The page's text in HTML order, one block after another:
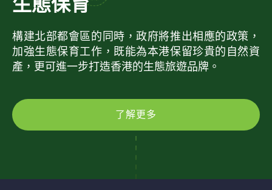
生態保育
構建北部都會區的同時，政府將推出相應的政策，
加強生態保育工作，既能為本港保留珍貴的自然資
產，更可進一步打造香港的生態旅遊品牌。
了解更多